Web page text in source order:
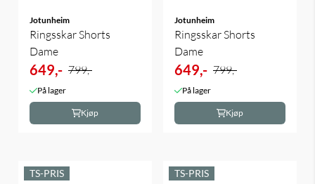
Jotunheim
Ringsskar Shorts
Dame
649,- 799,-
På lager
Kjøp
Jotunheim
Ringsskar Shorts
Dame
649,- 799,-
På lager
Kjøp